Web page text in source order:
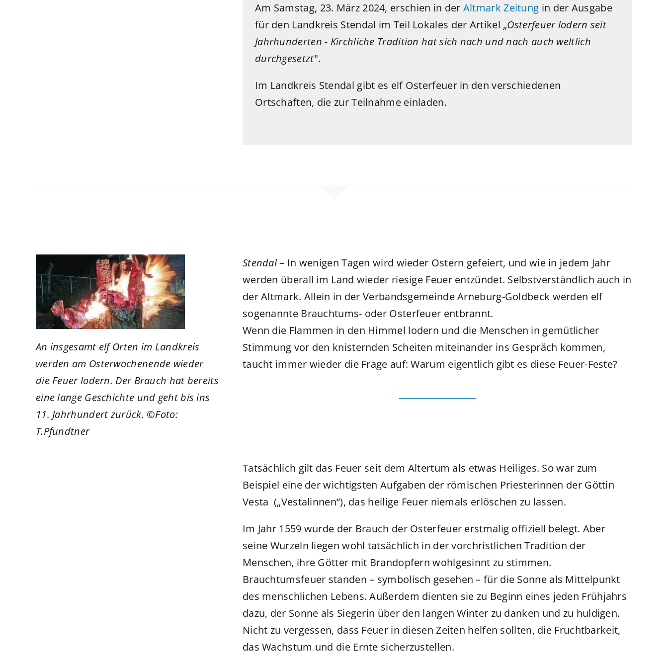
Am Samstag, 23. März 2024, erschien in der Altmark Zeitung in der Ausgabe
für den Landkreis Stendal im Teil Lokales der Artikel „Osterfeuer lodern seit
Jahrhunderten - Kirchliche Tradition hat sich nach und nach auch weltlich
durchgesetzt".
Im Landkreis Stendal gibt es elf Osterfeuer in den verschiedenen
Ortschaften, die zur Teilnahme einladen.
An insgesamt elf Orten im Landkreis
werden am Osterwochenende wieder
die Feuer lodern. Der Brauch hat bereits
eine lange Geschichte und geht bis ins
11. Jahrhundert zurück. ©Foto:
T.Pfundtner
Stendal– In wenigen Tagen wird wieder Ostern gefeiert, und wie in jedem Jahr
werden überall im Land wieder riesige Feuer entzündet. Selbstverständlich auch in
der Altmark. Allein in der Verbandsgemeinde Arneburg-Goldbeck werden elf
sogenannte Brauchtums- oder Osterfeuer entbrannt.
Wenn die Flammen in den Himmel lodern und die Menschen in gemütlicher
Stimmung vor den knisternden Scheiten miteinander ins Gespräch kommen,
taucht immer wieder die Frage auf: Warum eigentlich gibt es diese Feuer-Feste?
Tatsächlich gilt das Feuer seit dem Altertum als etwas Heiliges. So war zum
Beispiel eine der wichtigsten Aufgaben der römischen Priesterinnen der Göttin
Vesta („Vestalinnen“), das heilige Feuer niemals erlöschen zu lassen.
Im Jahr 1559 wurde der Brauch der Osterfeuer erstmalig offiziell belegt. Aber
seine Wurzeln liegen wohl tatsächlich in der vorchristlichen Tradition der
Menschen, ihre Götter mit Brandopfern wohlgesinnt zu stimmen.
Brauchtumsfeuer standen – symbolisch gesehen – für die Sonne als Mittelpunkt
des menschlichen Lebens. Außerdem dienten sie zu Beginn eines jeden Frühjahrs
dazu, der Sonne als Siegerin über den langen Winter zu danken und zu huldigen.
Nicht zu vergessen, dass Feuer in diesen Zeiten helfen sollten, die Fruchtbarkeit,
das Wachstum und die Ernte sicherzustellen.